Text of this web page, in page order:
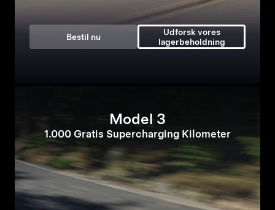
Bestil nu
Udforsk vores
lagerbeholdning
Model 3
1.000 Gratis Supercharging Kilometer